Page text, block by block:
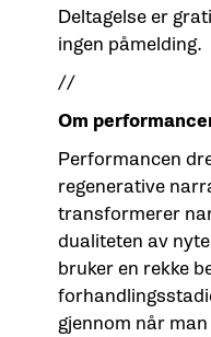
Deltagelse er
ingen påmelding.
//
Om
Performancen
regenerative
transformerer
dualiteten av
bruker en rekke
gjennom når